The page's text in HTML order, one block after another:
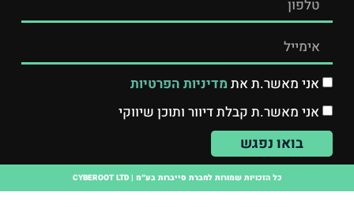
אני מאשר.ת את מדיניות הפרטיות
אני מאשר.ת קבלת דיוור ותוכן שיווקי
בואו נפגש
כל הזכויות שמורות לחברת סייברות בע״מ | CYBEROOT LTD